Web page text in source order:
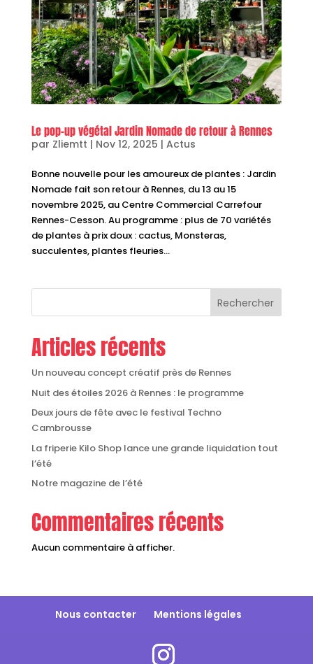
Le pop-up végétal Jardin Nomade de retour à Rennes
par Zliemtt | Nov 12, 2025 | Actus
Bonne nouvelle pour les amoureux de plantes : Jardin
Nomade fait son retour à Rennes, du 13 au 15
novembre 2025, au Centre Commercial Carrefour
Rennes-Cesson. Au programme : plus de 70 variétés
de plantes à prix doux : cactus, Monsteras,
succulentes, plantes fleuries...
Rechercher
Articles récents
Un nouveau concept créatif près de Rennes
Nuit des étoiles 2026 à Rennes : le programme
Deux jours de fête avec le festival Techno
Cambrousse
La friperie Kilo Shop lance une grande liquidation tout
l’été
Notre magazine de l’été
Commentaires récents
Aucun commentaire à afficher.
Nous contacter Mentions légales